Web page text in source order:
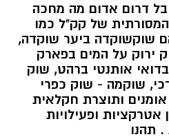
דרום אדום מה מחכה
של קק"ל כמו
שוקשוקדה ביער שוקדה,
ירוק על המים בפארק
אותנטי ברהט, שוק
שוקמה - שוק כפרי
ותוצרת חקלאית
אטרקציות ופעילויות
. תהנו